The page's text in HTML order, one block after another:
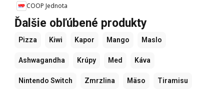
COOP Jednota
Ďalšie obľúbené produkty
Pizza Kiwi Kapor Mango Maslo
Ashwagandha Krúpy Med Káva
Nintendo Switch Zmrzlina Mäso Tiramisu